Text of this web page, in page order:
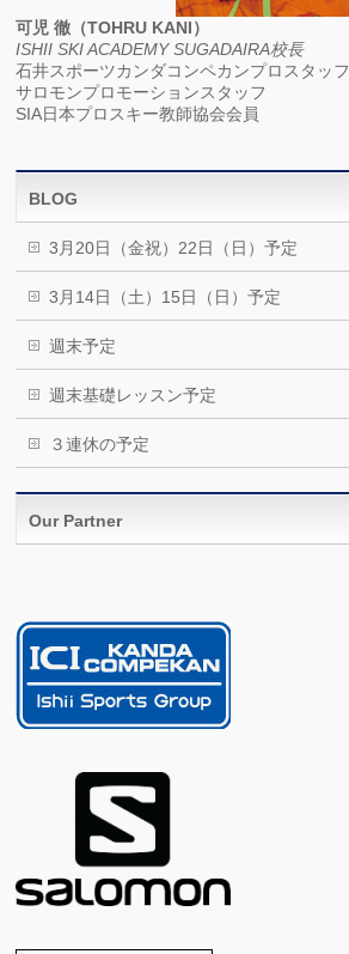
可児 徹（TOHRU KANI）
ISHII SKI ACADEMY SUGADAIRA校長
石井スポーツカンダコンペカンプロスタッフ
サロモンプロモーションスタッフ
SIA日本プロスキー教師協会会員
BLOG
3月20日（金祝）22日（日）予定
3月14日（土）15日（日）予定
週末予定
週末基礎レッスン予定
３連休の予定
Our Partner